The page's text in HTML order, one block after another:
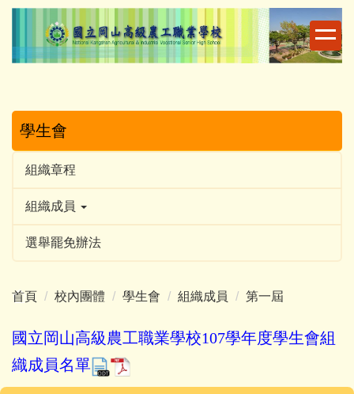
跳
主
學生會
組織章程
組織成員
選舉罷免辦法
首頁 校內團體 學生會 組織成員 第一屆
國立岡山高級農工職業學校107學年度學生會組
織成員名單